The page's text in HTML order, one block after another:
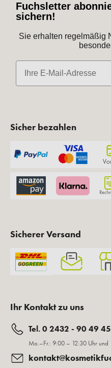
Fuchsletter
sichern!
Sie erhalten regelmäßig
E-Mail
Sicher bezahlen
Sicherer Versand
Ihr Kontakt zu uns
Tel. 0 2432 - 90 49
Mo.–Fr.: 9:00 – 12:30 Uhr